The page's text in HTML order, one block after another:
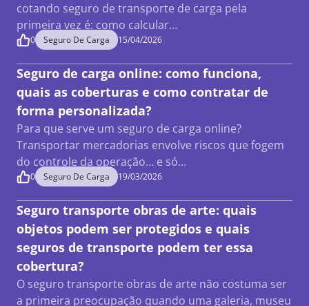
cotando seguro de transporte de carga pela
primeira vez é: como calcular…
0 Seguro De Carga 15/04/2026
Seguro de carga online: como funciona,
quais as coberturas e como contratar de
forma personalizada?
Para que serve um seguro de carga online?
Transportar mercadorias envolve riscos que fogem
do controle da operação… e só…
0 Seguro De Carga 19/03/2026
Seguro transporte obras de arte: quais
objetos podem ser protegidos e quais
seguros de transporte podem ter essa
cobertura?
O seguro transporte obras de arte não costuma ser
a primeira preocupação quando uma galeria, museu